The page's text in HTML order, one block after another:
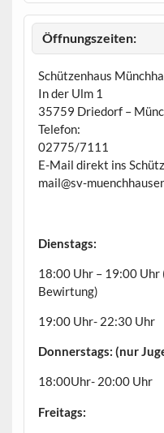
o
b
Öffnungszeiten:
Schützenhaus
In der Ulm 1
35759 Driedorf –
Telefon:
02775/7111
E-Mail direkt ins
mail@sv-
Dienstags:
18:00 Uhr – 19:00 Uhr
Bewirtung)
19:00 Uhr- 22:30 Uhr
Donnerstags: (nur
18:00Uhr- 20:00 Uhr
Freitags: